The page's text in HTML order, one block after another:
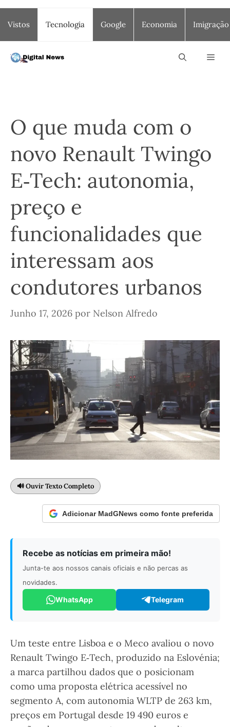
para
o
conteúdo
Vistos Tecnologia Google Economia Imigração
O que muda com o
novo Renault Twingo
E‑Tech: autonomia,
preço e
funcionalidades que
interessam aos
condutores urbanos
Junho 17, 2026 por Nelson Alfredo
🔊 Ouvir Texto Completo
Adicionar MadGNews como fonte preferida
Recebe as notícias em primeira mão!
Junta-te aos nossos canais oficiais e não percas as
novidades.
WhatsApp Telegram
Um teste entre Lisboa e o Meco avaliou o novo
Renault Twingo E‑Tech, produzido na Eslovénia;
a marca partilhou dados que o posicionam
como uma proposta elétrica acessível no
segmento A, com autonomia WLTP de 263 km,
preços em Portugal desde 19 490 euros e